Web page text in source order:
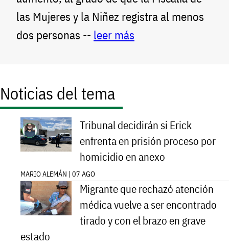
las Mujeres y la Niñez registra al menos
dos personas -- leer más
Noticias del tema
Tribunal decidirán si Erick
enfrenta en prisión proceso por
homicidio en anexo
MARIO ALEMÁN | 07 AGO
Migrante que rechazó atención
médica vuelve a ser encontrado
tirado y con el brazo en grave
estado